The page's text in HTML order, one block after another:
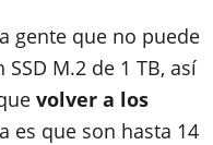
gente que no puede
M.2 de 1 TB, así
volver a los
es que son hasta 14